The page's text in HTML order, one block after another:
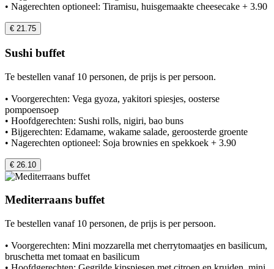
• Nagerechten optioneel: Tiramisu, huisgemaakte cheesecake + 3.90
€ 21.75
Sushi buffet
Te bestellen vanaf 10 personen, de prijs is per persoon.
• Voorgerechten: Vega gyoza, yakitori spiesjes, oosterse
pompoensoep
• Hoofdgerechten: Sushi rolls, nigiri, bao buns
• Bijgerechten: Edamame, wakame salade, geroosterde groente
• Nagerechten optioneel: Soja brownies en spekkoek + 3.90
€ 26.10
Mediterraans buffet
Te bestellen vanaf 10 personen, de prijs is per persoon.
• Voorgerechten: Mini mozzarella met cherrytomaatjes en basilicum,
bruschetta met tomaat en basilicum